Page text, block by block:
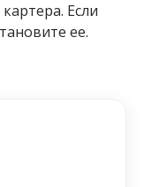
Если
ее.